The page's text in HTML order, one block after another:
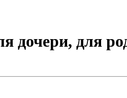
дочери, для